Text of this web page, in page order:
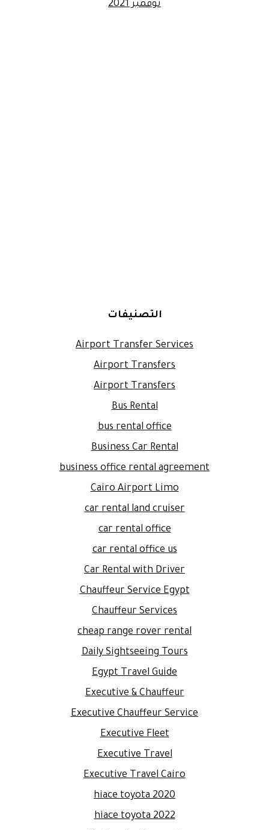
نوفمبر 2021
التصنيفات
Airport Transfer Services
Airport Transfers
Airport Transfers
Bus Rental
bus rental office
Business Car Rental
business office rental agreement
Cairo Airport Limo
car rental land cruiser
car rental office
car rental office us
Car Rental with Driver
Chauffeur Service Egypt
Chauffeur Services
cheap range rover rental
Daily Sightseeing Tours
Egypt Travel Guide
Executive & Chauffeur
Executive Chauffeur Service
Executive Fleet
Executive Travel
Executive Travel Cairo
hiace toyota 2020
hiace toyota 2022